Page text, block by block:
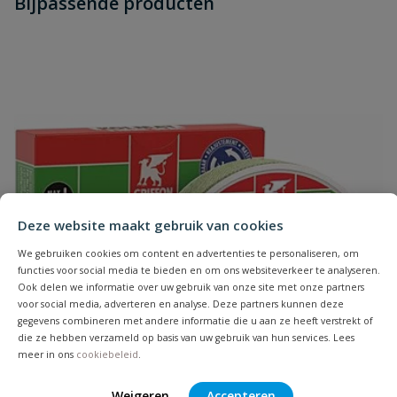
Deze website maakt gebruik van cookies
We gebruiken cookies om content en advertenties te personaliseren, om
functies voor social media te bieden en om ons websiteverkeer te analyseren.
Ook delen we informatie over uw gebruik van onze site met onze partners
voor social media, adverteren en analyse. Deze partners kunnen deze
gegevens combineren met andere informatie die u aan ze heeft verstrekt of
die ze hebben verzameld op basis van uw gebruik van hun services. Lees
meer in ons cookiebeleid.
dit product?
Schrijf zelf een beoordeling
Naam
Samenvatting
Beoordeling